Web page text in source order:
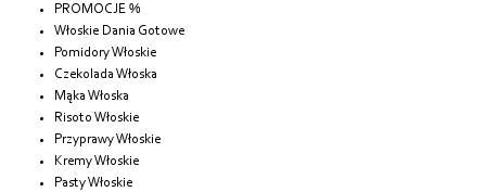
PROMOCJE %
Włoskie Dania Gotowe
Pomidory Włoskie
Czekolada Włoska
Mąka Włoska
Risoto Włoskie
Przyprawy Włoskie
Kremy Włoskie
Pasty Włoskie